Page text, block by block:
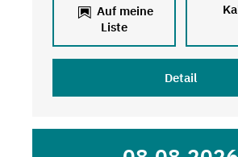
Auf meine
Liste
Detail